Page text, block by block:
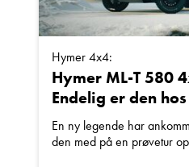
Frode
Hymer 4x4:
Hymer ML-T 580
Endelig er den
En ny legende har
den med på en prøvetur